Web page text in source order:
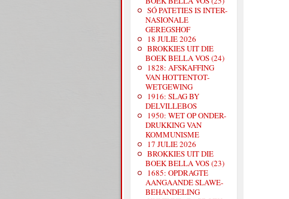
SÓ PATETIES IS INTER-
NASIONALE
GEREGSHOF
18 JULIE 2026
BROKKIES UIT DIE
BOEK BELLA VOS (24)
1828: AFSKAFFING
VAN HOTTENTOT-
WETGEWING
1916: SLAG BY
DELVILLEBOS
1950: WET OP ONDER-
DRUKKING VAN
KOMMUNISME
17 JULIE 2026
BROKKIES UIT DIE
BOEK BELLA VOS (23)
1685: OPDRAGTE
AANGAANDE SLAWE-
BEHANDELING